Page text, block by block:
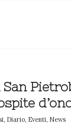
, Diario, Eventi, News